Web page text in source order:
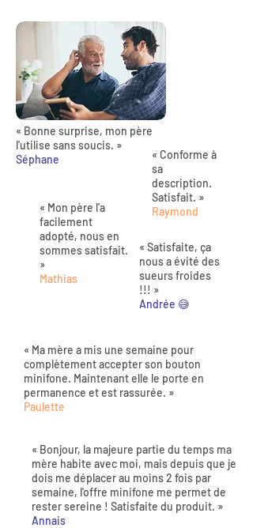
« Bonne surprise, mon père
l'utilise sans soucis. »
Séphane
« Mon père l'a
facilement
adopté, nous en
sommes satisfait.
»
Mathias
« Conforme à
sa
description.
Satisfait. »
Raymond
« Satisfaite, ça
nous a évité des
sueurs froides
!!! »
Andrée 😅
« Ma mère a mis une semaine pour
complètement accepter son bouton
minifone. Maintenant elle le porte en
permanence et est rassurée. »
Paulette
« Bonjour, la majeure partie du temps ma
mère habite avec moi, mais depuis que je
dois me déplacer au moins 2 fois par
semaine, l'offre minifone me permet de
rester sereine ! Satisfaite du produit. »
Annais